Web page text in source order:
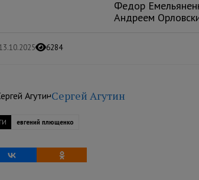
Федор
Андреем
13.10.2025 6284
Сергей Агутин
евгений плющенко